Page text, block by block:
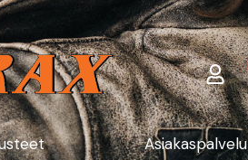
Asiakaspalvelu